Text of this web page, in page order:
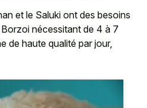
et le Saluki ont des besoins
nécessitant de 4 à 7
de haute qualité par jour,